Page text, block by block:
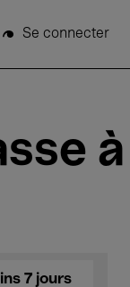
Se connecter
à
7 jours